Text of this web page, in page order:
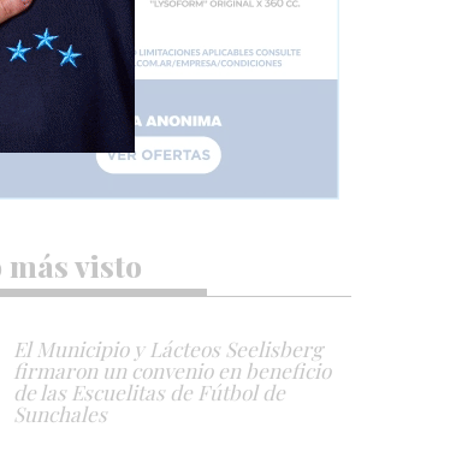
más visto
El Municipio y Lácteos Seelisberg
firmaron un convenio en beneficio
de las Escuelitas de Fútbol de
Sunchales